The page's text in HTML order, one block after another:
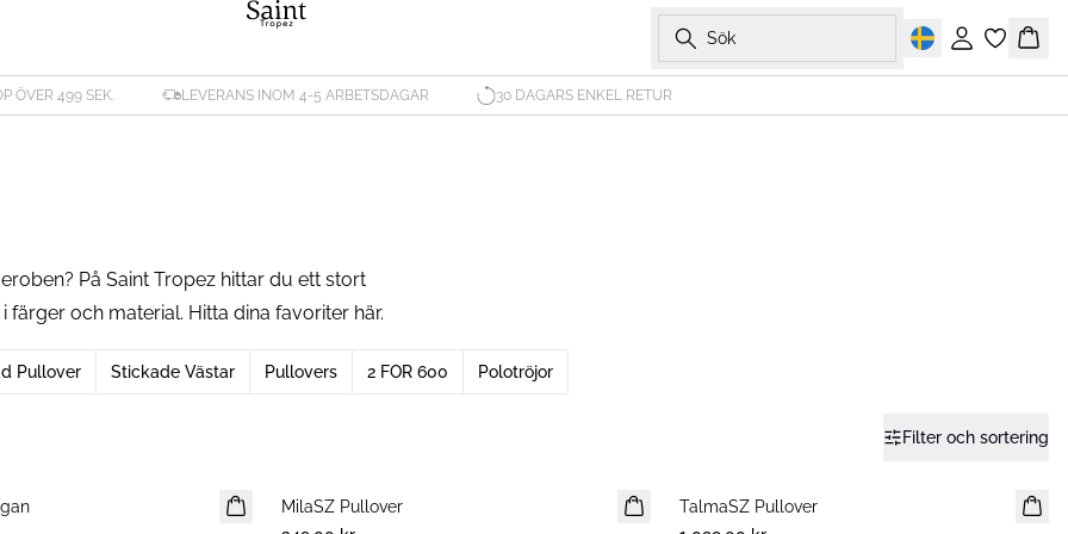
Sök
Logga inKorg
ÖVER 499 SEK. LEVERANS INOM 4-5 ARBETSDAGAR 30 DAGARS ENKEL RETUR
På Saint Tropez hittar du ett stort
och material. Hitta dina favoriter här.
Pullover Stickade Västar Pullovers 2 FOR 600 Polotröjor
Filter och sortering
NYHET
MilaSZ Pullover
NYHET
TalmaSZ Pullover